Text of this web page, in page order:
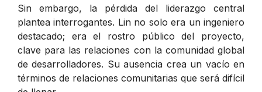
Sin embargo, la pérdida del liderazgo central
plantea interrogantes. Lin no solo era un ingeniero
destacado; era el rostro público del proyecto,
clave para las relaciones con la comunidad global
de desarrolladores. Su ausencia crea un vacío en
términos de relaciones comunitarias que será difícil